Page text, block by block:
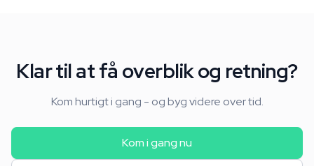
Klar til at få overblik og retning?
Kom hurtigt i gang - og byg videre over tid.
Kom i gang nu